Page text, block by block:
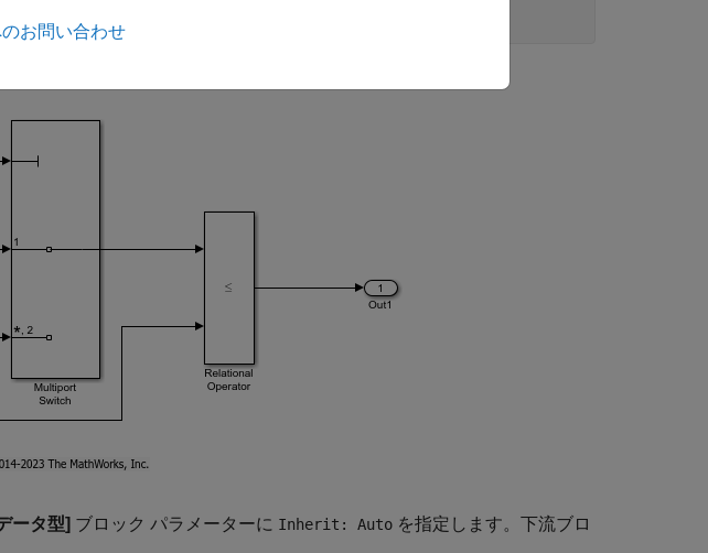
ータ型] ブロック パラメーターに Inherit: Auto を指定します。下流ブロ
お問い合わせ